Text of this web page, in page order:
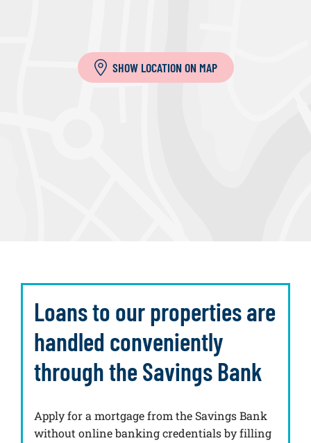
SHOW LOCATION ON MAP
Loans to our properties are
handled conveniently
through the Savings Bank
Apply for a mortgage from the Savings Bank
without online banking credentials by filling